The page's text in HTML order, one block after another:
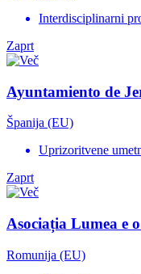
Interdisciplinarni
Zaprt
Ayuntamiento de
Španija (EU)
Uprizoritvene
Zaprt
Asociația Lumea e
Romunija (EU)